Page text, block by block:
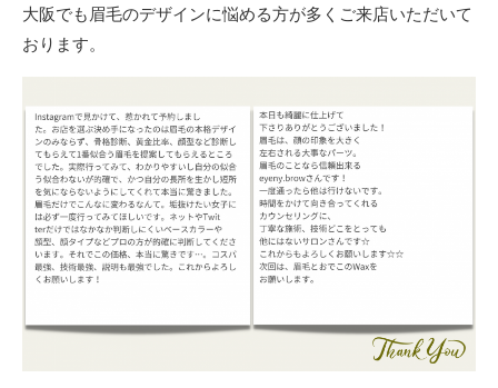
大阪でも眉毛のデザインに悩める方が多くご来店いただいて
おります。